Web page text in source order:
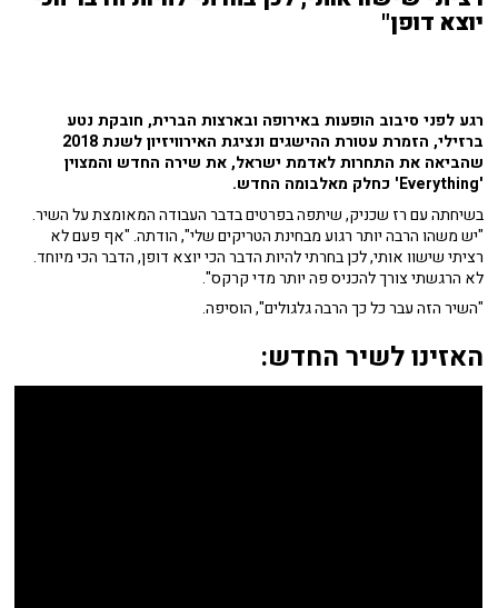
יוצא דופן"
רגע לפני סיבוב הופעות באירופה ובארצות הברית, חובקת נטע
ברזילי, הזמרת עטורת ההישגים ונציגת האירוויזיון לשנת 2018
שהביאה את התחרות לאדמת ישראל, את שירה החדש והמצוין
'Everything' כחלק מאלבומה החדש.
בשיחתה עם רז שכניק, שיתפה בפרטים בדבר העבודה המאומצת על השיר.
"יש משהו הרבה יותר רגוע מבחינת הטריקים שלי", הודתה. "אף פעם לא
רציתי שישוו אותי, לכן בחרתי להיות הדבר הכי יוצא דופן, הדבר הכי מיוחד.
לא הרגשתי צורך להכניס פה יותר מדי קרקס".
"השיר הזה עבר כל כך הרבה גלגולים", הוסיפה.
האזינו לשיר החדש: